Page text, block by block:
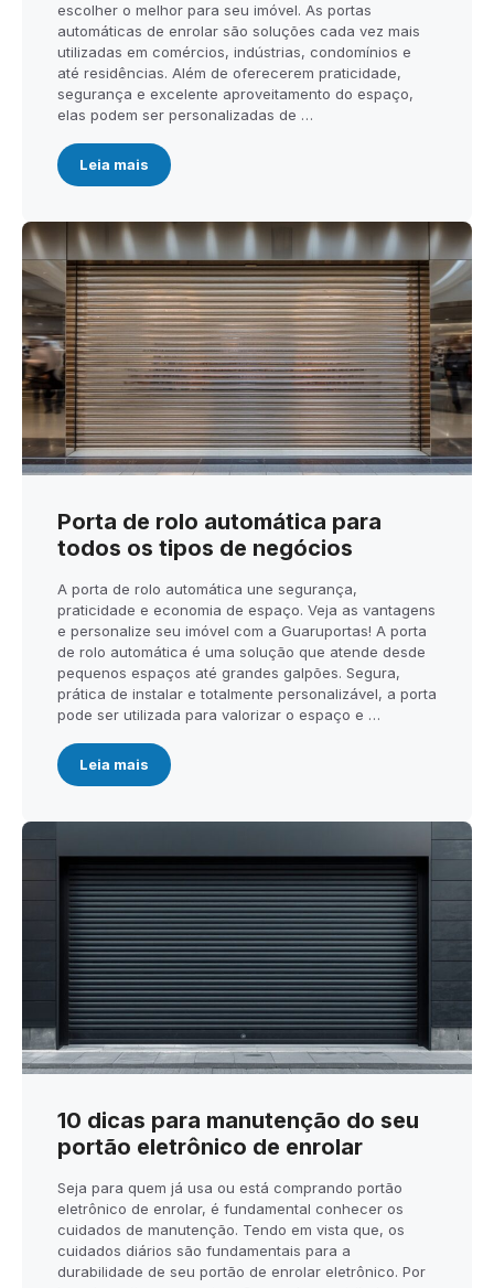
escolher o melhor para seu imóvel. As portas
automáticas de enrolar são soluções cada vez mais
utilizadas em comércios, indústrias, condomínios e
até residências. Além de oferecerem praticidade,
segurança e excelente aproveitamento do espaço,
elas podem ser personalizadas de …
Leia mais
Porta de rolo automática para
todos os tipos de negócios
A porta de rolo automática une segurança,
praticidade e economia de espaço. Veja as vantagens
e personalize seu imóvel com a Guaruportas! A porta
de rolo automática é uma solução que atende desde
pequenos espaços até grandes galpões. Segura,
prática de instalar e totalmente personalizável, a porta
pode ser utilizada para valorizar o espaço e …
Leia mais
10 dicas para manutenção do seu
portão eletrônico de enrolar
Seja para quem já usa ou está comprando portão
eletrônico de enrolar, é fundamental conhecer os
cuidados de manutenção. Tendo em vista que, os
cuidados diários são fundamentais para a
durabilidade de seu portão de enrolar eletrônico. Por